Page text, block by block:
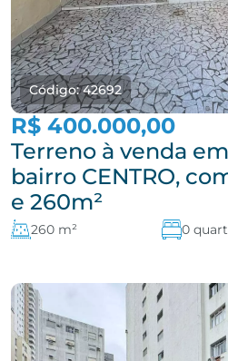
Código: 42692
R$ 400.000,00
Terreno à venda
bairro CENTRO,
e 260m²
260 m² 0